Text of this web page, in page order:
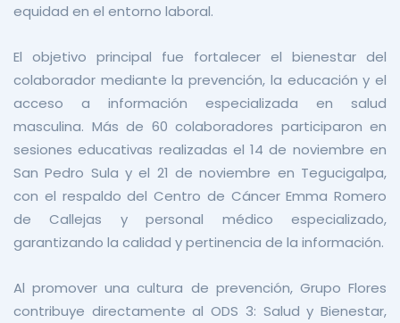
equidad en el entorno laboral.
El objetivo principal fue fortalecer el bienestar del
colaborador mediante la prevención, la educación y el
acceso a información especializada en salud
masculina. Más de 60 colaboradores participaron en
sesiones educativas realizadas el 14 de noviembre en
San Pedro Sula y el 21 de noviembre en Tegucigalpa,
con el respaldo del Centro de Cáncer Emma Romero
de Callejas y personal médico especializado,
garantizando la calidad y pertinencia de la información.
Al promover una cultura de prevención, Grupo Flores
contribuye directamente al ODS 3: Salud y Bienestar,